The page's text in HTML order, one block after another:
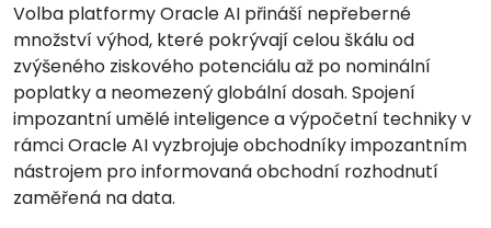
Volba platformy Oracle AI přináší nepřeberné
množství výhod, které pokrývají celou škálu od
zvýšeného ziskového potenciálu až po nominální
poplatky a neomezený globální dosah. Spojení
impozantní umělé inteligence a výpočetní techniky v
rámci Oracle AI vyzbrojuje obchodníky impozantním
nástrojem pro informovaná obchodní rozhodnutí
zaměřená na data.